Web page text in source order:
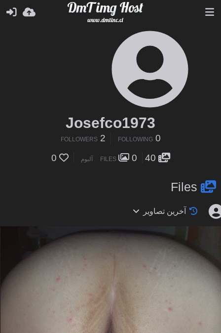
Josefco1973
0
FOLLOWING
2
FOLLOWERS
40
FILES 0 آلبوم 0
Files
آخرین تصاویر